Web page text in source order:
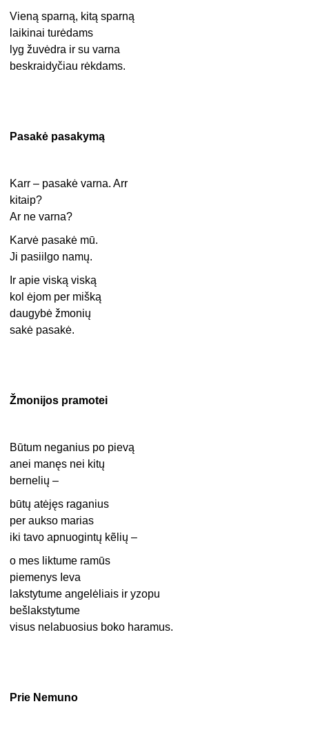
Vieną sparną, kitą sparną
laikinai turėdams
lyg žuvėdra ir su varna
beskraidyčiau rėkdams.
Pasakė pasakymą
Karr – pasakė varna. Arr
kitaip?
Ar ne varna?
Karvė pasakė mū.
Ji pasiilgo namų.
Ir apie viską viską
kol ėjom per mišką
daugybė žmonių
sakė pasakė.
Žmonijos pramotei
Būtum neganius po pievą
anei manęs nei kitų
bernelių –
būtų atėjęs raganius
per aukso marias
iki tavo apnuogintų kẽlių –
o mes liktume ramūs
piemenys Ieva
lakstytume angelėliais ir yzopu
bešlakstytume
visus nelabuosius boko haramus.
Prie Nemuno